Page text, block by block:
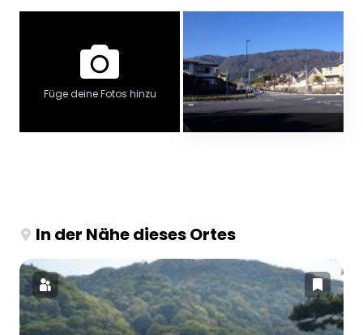
Füge deine Fotos hinzu
In der Nähe dieses Ortes